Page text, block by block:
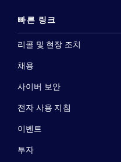
빠른 링크
리콜 및 현장 조치
채용
사이버 보안
전자 사용 지침
이벤트
투자